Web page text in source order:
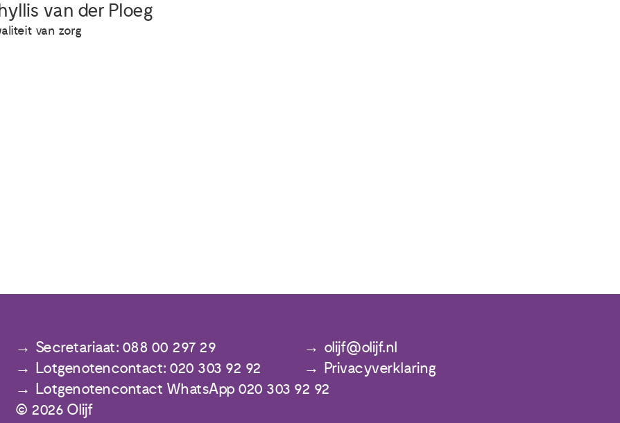
van der Ploeg
van zorg
Secretariaat: 088 00 297 29
olijf@olijf.nl
Lotgenotencontact: 020 303 92 92
Privacyverklaring
Lotgenotencontact WhatsApp 020 303 92 92
© 2026 Olijf